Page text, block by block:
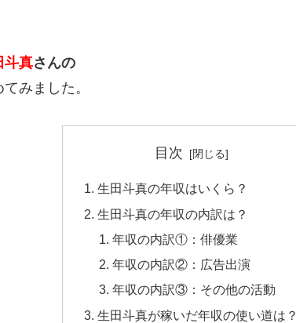
斗真さんの
みました。
目次
生田斗真の年収はいくら？
生田斗真の年収の内訳は？
年収の内訳①：俳優業
年収の内訳②：広告出演
年収の内訳③：その他の活動
生田斗真が稼いだ年収の使い道は？